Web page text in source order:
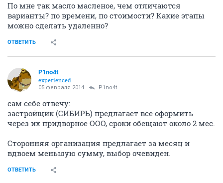
По мне так масло масленое, чем отличаются
варианты? по времени, по стоимости? Какие этапы
можно сделать удаленно?
ОТВЕТИТЬ
P1no4t
experienced
05 февраля 2014 P1no4t
сам себе отвечу:
застройщик (СИБИРЬ) предлагает все оформить
через их придворное ООО, сроки обещают около 2 мес.
Сторонняя организация предлагает за месяц и
вдвоем меньшую сумму, выбор очевиден.
ОТВЕТИТЬ